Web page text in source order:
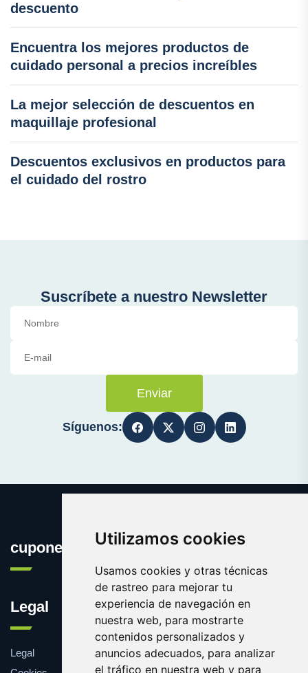
Utilizamos cookies
Usamos cookies y otras técnicas
de rastreo para mejorar tu
experiencia de navegación en
nuestra web, para mostrarte
contenidos personalizados y
anuncios adecuados, para analizar
el tráfico en nuestra web y para
descuento
Encuentra los mejores productos de
cuidado personal a precios increíbles
La mejor selección de descuentos en
maquillaje profesional
Descuentos exclusivos en productos para
el cuidado del rostro
Suscríbete a nuestro Newsletter
Enviar
Síguenos:
cuponesgratis.es
Legal
Legal